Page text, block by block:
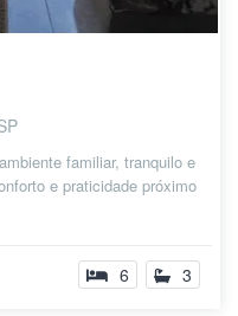
familiar, tranquilo e
e praticidade próximo
6 3